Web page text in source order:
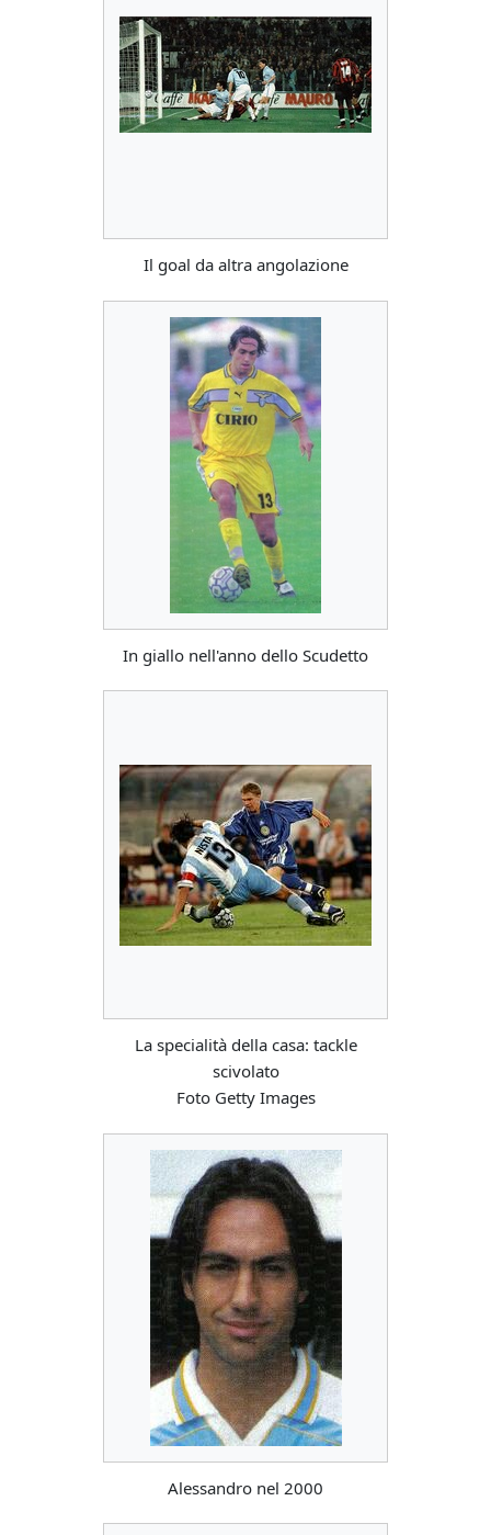
Il goal da altra angolazione
In giallo nell'anno dello Scudetto
La specialità della casa: tackle
scivolato
Foto Getty Images
Alessandro nel 2000